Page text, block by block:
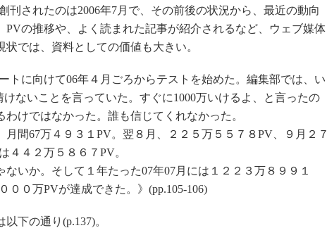
刊されたのは2006年7月で、その前後の状況から、最近の動向
PVの推移や、よく読まれた記事が紹介されるなど、ウェブ媒体
では、資料としての価値も大きい。
トに向けて06年４月ごろからテストを始めた。編集部では、い
ないことを言っていた。すぐに1000万いけるよ、と言ったの
けではなかった。誰も信じてくれなかった。
間67万４９３１PV。翌８月、２２５万５５７８PV、９月２７
４４２万５８６７PV。
いか。そして１年たった07年07月には１２２３万８９９１
００万PVが達成できた。》(pp.105-106)
下の通り(p.137)。